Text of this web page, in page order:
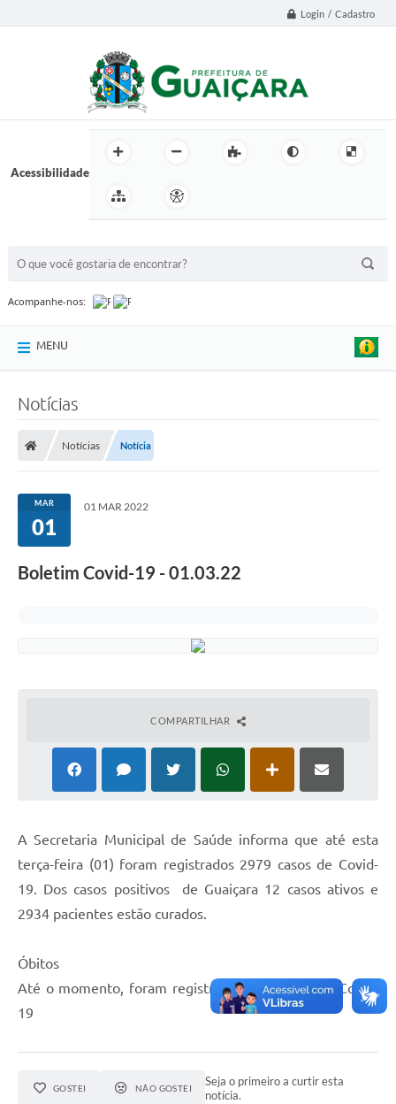
Login / Cadastro
Acessibilidade
Acompanhe-nos:
MENU
Notícias
Notícias Notícia
MAR
01
01 MAR 2022
Boletim Covid-19 - 01.03.22
COMPARTILHAR
A Secretaria Municipal de Saúde informa que até esta
terça-feira (01) foram registrados 2979 casos de Covid-
19. Dos casos positivos de Guaiçara 12 casos ativos e
2934 pacientes estão curados.
Óbitos
Até o momento, foram registrados 33 óbitos por Covid-
19
GOSTEI NÃO GOSTEI
Seja o primeiro a curtir esta
notícia.